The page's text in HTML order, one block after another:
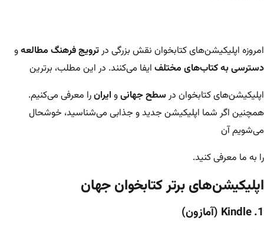
امروزه اپلیکیشن‌های کتابخوان نقش بزرگی درترویج فرهنگ مطالعهو
دسترسی به کتاب‌های مختلف ایفا می‌کنند. در این مطلب، برترین
اپلیکیشن‌های کتابخوان در سطح جهانیو ایرانرا معرفی می‌کنیم.
همچنین اگر شما اپلیکیشن جدید و جذابی می‌شناسید، خوشحال
می‌شویم آن
را به ما معرفی کنید.
اپلیکیشن‌های برتر کتابخوان جهان
1. Kindle (آمازون)